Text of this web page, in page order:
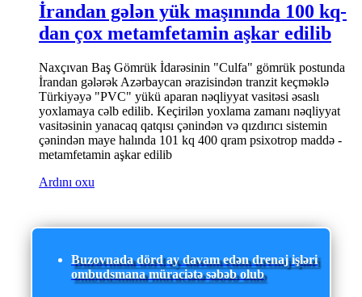
İrandan gələn yük maşınında 100 kq-
dan çox metamfetamin aşkar edilib
Naxçıvan Baş Gömrük İdarəsinin "Culfa" gömrük postunda
İrandan gələrək Azərbaycan ərazisindən tranzit keçməklə
Türkiyəyə "PVC" yükü aparan nəqliyyat vasitəsi əsaslı
yoxlamaya cəlb edilib. Keçirilən yoxlama zamanı nəqliyyat
vasitəsinin yanacaq qatqısı çənindən və qızdırıcı sistemin
çənindən maye halında 101 kq 400 qram psixotrop maddə -
metamfetamin aşkar edilib
Ardını oxu
Buzovnada dörd ay davam edən drenaj işləri
ombudsmana müraciətə səbəb olub